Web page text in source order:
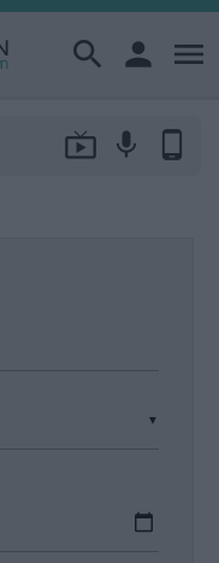
search person menu
live_tv mic phone_android
▼